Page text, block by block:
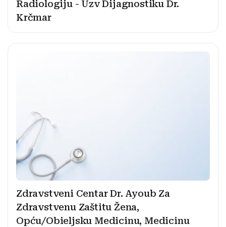
Radiologiju - Uzv Dijagnostiku Dr.
Krčmar
Zdravstveni Centar Dr. Ayoub Za
Zdravstvenu Zaštitu Žena,
Opću/Obieljsku Medicinu, Medicinu